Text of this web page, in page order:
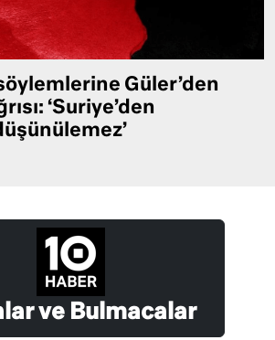
Güler’den
‘Suriye’den
ve Bulmacalar